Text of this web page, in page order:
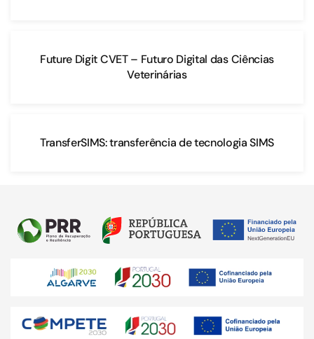
Future Digit CVET – Futuro Digital das Ciências
Veterinárias
TransferSIMS: transferência de tecnologia SIMS